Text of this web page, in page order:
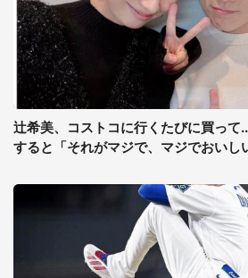
辻希美、コストコに行くたびに買って
すると「それがマジで、マジでおいし